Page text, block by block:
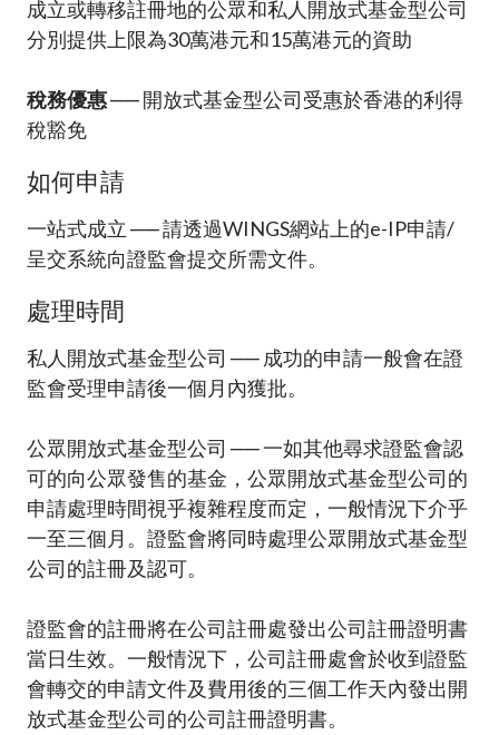
成立或轉移註冊地的公眾和私人開放式基金型公司
分別提供上限為30萬港元和15萬港元的資助
稅務優惠── 開放式基金型公司受惠於香港的利得
稅豁免
如何申請
一站式成立 ── 請透過WINGS網站上的e-IP申請/
呈交系統向證監會提交所需文件。
處理時間
私人開放式基金型公司 ── 成功的申請一般會在證
監會受理申請後一個月內獲批。
公眾開放式基金型公司 ── 一如其他尋求證監會認
可的向公眾發售的基金，公眾開放式基金型公司的
申請處理時間視乎複雜程度而定，一般情況下介乎
一至三個月。證監會將同時處理公眾開放式基金型
公司的註冊及認可。
證監會的註冊將在公司註冊處發出公司註冊證明書
當日生效。一般情況下，公司註冊處會於收到證監
會轉交的申請文件及費用後的三個工作天內發出開
放式基金型公司的公司註冊證明書。